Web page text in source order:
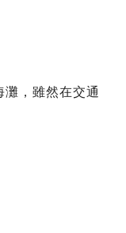
，雖然在交通